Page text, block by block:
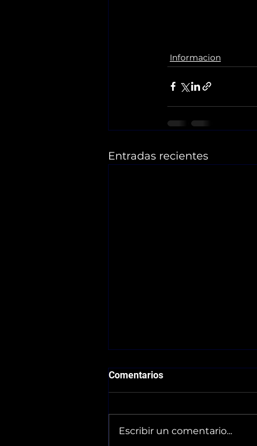
Informacion
Entradas recientes
Comentarios
Escribir un comentario...